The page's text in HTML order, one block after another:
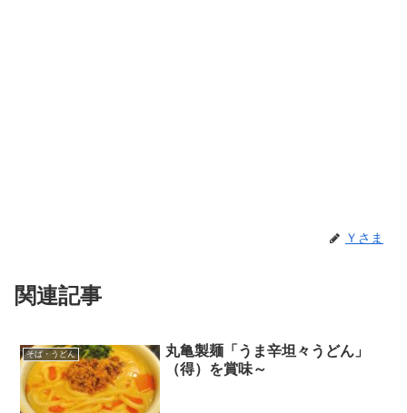
Ｙさま
関連記事
そば・うどん
丸亀製麺「うま辛坦々うどん」
（得）を賞味～